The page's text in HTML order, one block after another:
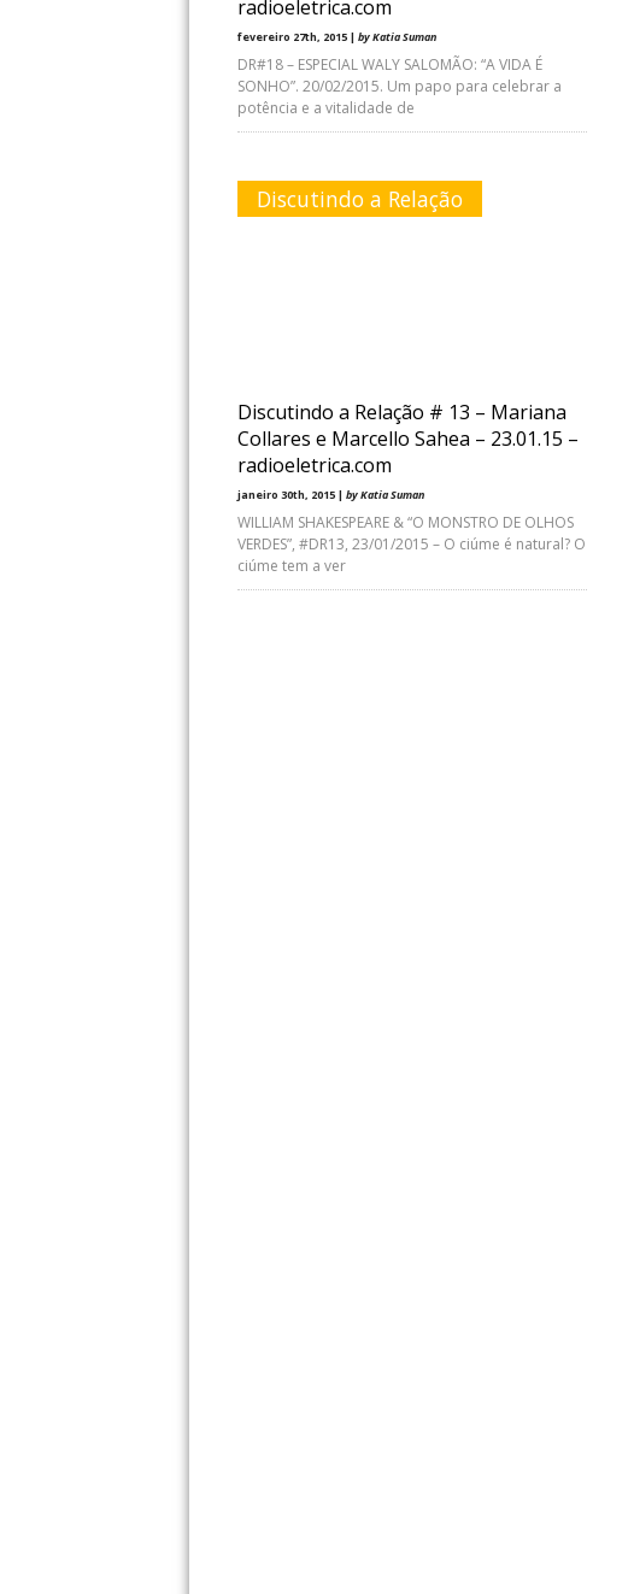
radioeletrica.com
fevereiro 27th, 2015 | by Katia Suman
DR#18 – ESPECIAL WALY SALOMÃO: “A VIDA É
SONHO”. 20/02/2015. Um papo para celebrar a
potência e a vitalidade de
Discutindo a Relação
Discutindo a Relação # 13 – Mariana
Collares e Marcello Sahea – 23.01.15 –
radioeletrica.com
janeiro 30th, 2015 | by Katia Suman
WILLIAM SHAKESPEARE & “O MONSTRO DE OLHOS
VERDES”, #DR13, 23/01/2015 – O ciúme é natural? O
ciúme tem a ver